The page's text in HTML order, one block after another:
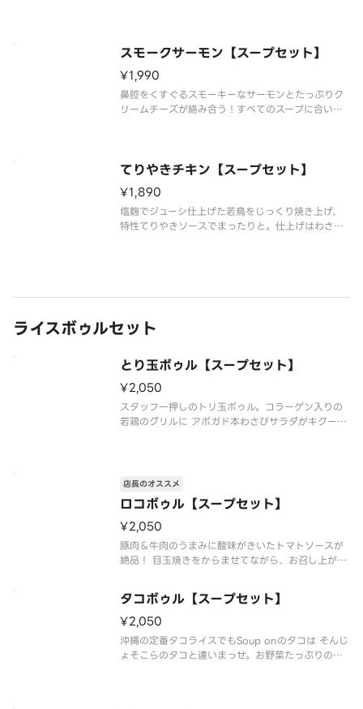
スモークサーモン【スープセット】
¥1,990
鼻腔をくすぐるスモーキーなサーモンとたっぷりク
リームチーズが絡み合う！すべてのスープに合いま
てりやきチキン【スープセット】
¥1,890
塩麴でジューシ仕上げた若鳥をじっくり焼き上げ、
特性てりやきソースでまったりと。仕上げはわさび
ライスボゥルセット
とり玉ボゥル【スープセット】
¥2,050
スタッフ一押しのトリ玉ボゥル。コラーゲン入りの
若鶏のグリルに アボガド本わさびサラダがキクー
ロコボゥル【スープセット】
店長のオススメ
¥2,050
豚肉＆牛肉のうまみに酸味がきいたトマトソースが
絶品！ 目玉焼きをからませてながら、お召し上がり
には対応不可となっておりますご了承ください。
タコボゥル【スープセット】
¥2,050
沖縄の定番タコライスでもSoup onのタコは そんじ
ょそこらのタコと違いまっせ。お野菜たっぷりのサ